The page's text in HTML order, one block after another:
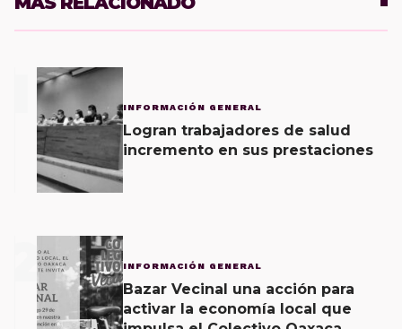
INFORMACIÓN GENERAL
Logran trabajadores de salud
incremento en sus prestaciones
2 INFORMACIÓN GENERAL
Bazar Vecinal una acción para
activar la economía local que